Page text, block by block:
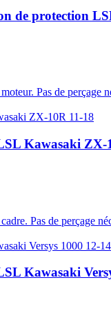
de protection
Pas de perçage
Kawasaki ZX-
Pas de perçage
Kawasaki